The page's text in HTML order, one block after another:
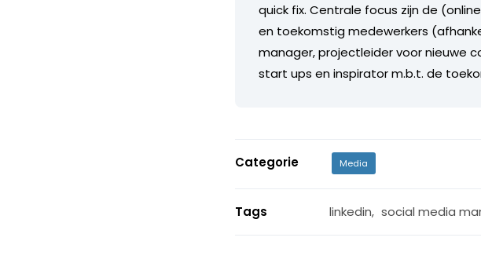
quick fix. Centrale focus zijn de
en toekomstig medewerkers
manager, projectleider voor nieuwe
start ups en inspirator m.b.t. de
Categorie Media
Tags linkedin, social media